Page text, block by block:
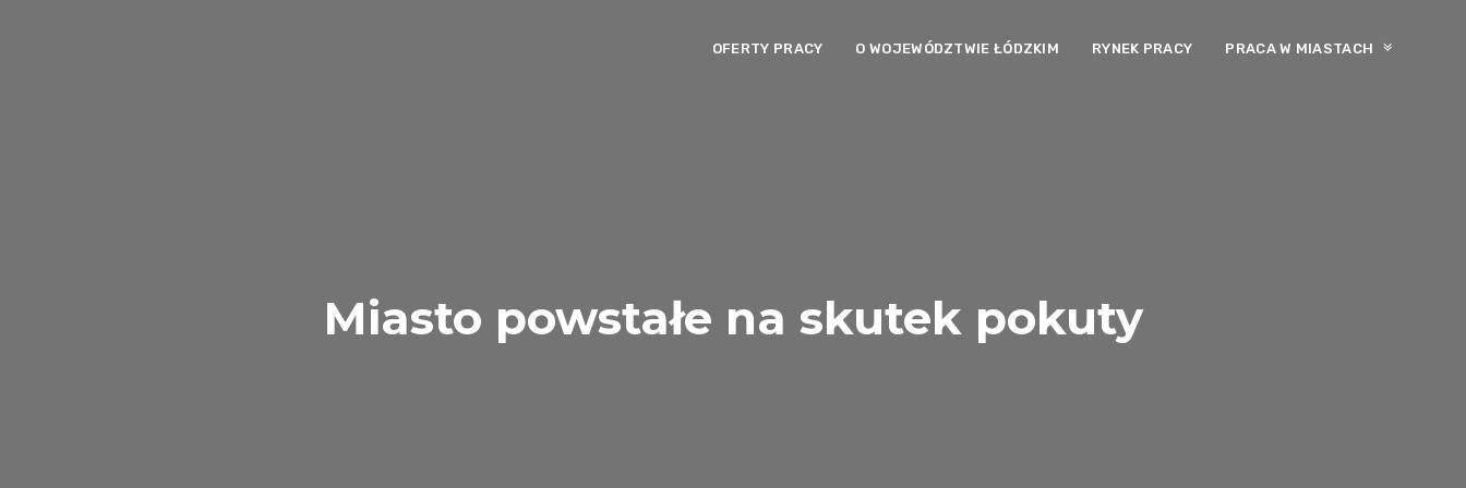
OFERTY PRACY O WOJEWÓDZTWIE ŁÓDZKIM RYNEK PRACY PRACA W MIASTACH
Miasto powstałe na skutek pokuty